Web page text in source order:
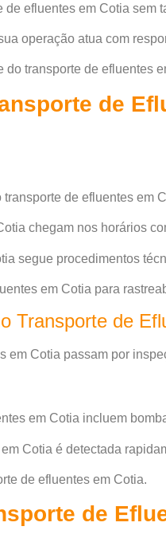
efluentes em Cotia sem
operação atua com
transporte de efluentes
de
de efluentes em
chegam nos horários
segue procedimentos
em Cotia para
Transporte de
em Cotia passam por
em Cotia incluem
Cotia é detectada
de efluentes em Cotia.
de